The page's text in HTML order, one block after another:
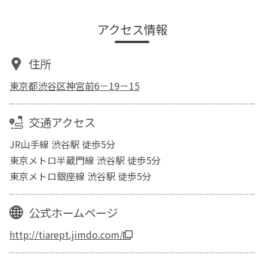
アクセス情報
住所
東京都渋谷区神宮前6－19－15
交通アクセス
JR山手線 渋谷駅 徒歩5分
東京メトロ半蔵門線 渋谷駅 徒歩5分
東京メトロ銀座線 渋谷駅 徒歩5分
公式ホームページ
http://tiarept.jimdo.com/